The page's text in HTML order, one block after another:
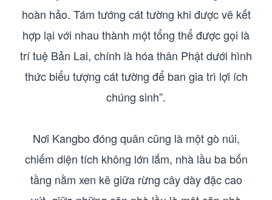
hoàn hảo. Tám tướng cát tường khi được vẽ kết
hợp lại với nhau thành một tổng thể được gọi là
trí tuệ Bản Lai, chính là hóa thân Phật dưới hình
thức biểu tượng cát tường để ban gia trì lợi ích
chúng sinh”.
Nơi Kangbo đóng quân cũng là một gò núi,
chiếm diện tích không lớn lắm, nhà lầu ba bốn
tầng nằm xen kẽ giữa rừng cây dày đặc cao